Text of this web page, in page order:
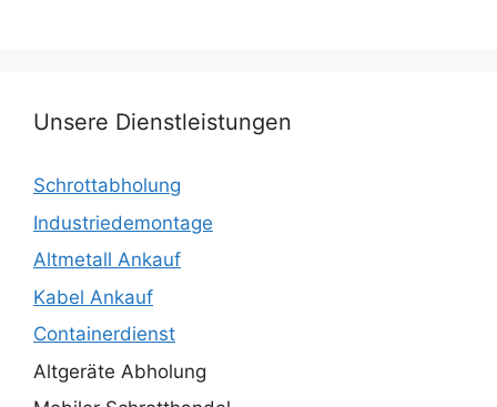
Unsere Dienstleistungen
Schrottabholung
Industriedemontage
Altmetall Ankauf
Kabel Ankauf
Containerdienst
Altgeräte Abholung